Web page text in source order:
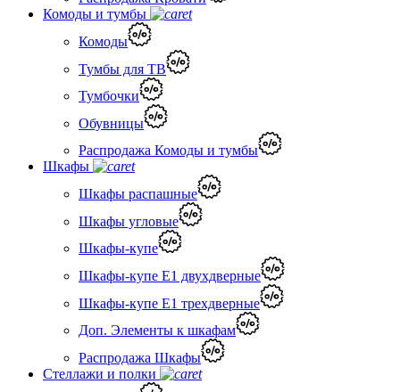
Комоды и тумбы
Комоды
Тумбы для ТВ
Тумбочки
Обувницы
Распродажа Комоды и тумбы
Шкафы
Шкафы распашные
Шкафы угловые
Шкафы-купе
Шкафы-купе Е1 двухдверные
Шкафы-купе Е1 трехдверные
Доп. Элементы к шкафам
Распродажа Шкафы
Стеллажи и полки